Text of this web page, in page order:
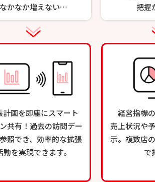
なかなか増えない…
計画を即座にスマート
共有！過去の訪問デー
照でき、効率的な拡張
動を実現できます。
把握
経営指標
売上状況や
示。複数店
で